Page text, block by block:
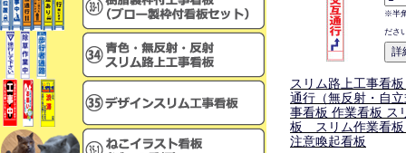
※半
ださ
スリム路上工事看
通行（無反射・自
事看板 作業看板 ス
板 スリム作業看板
注意喚起看板